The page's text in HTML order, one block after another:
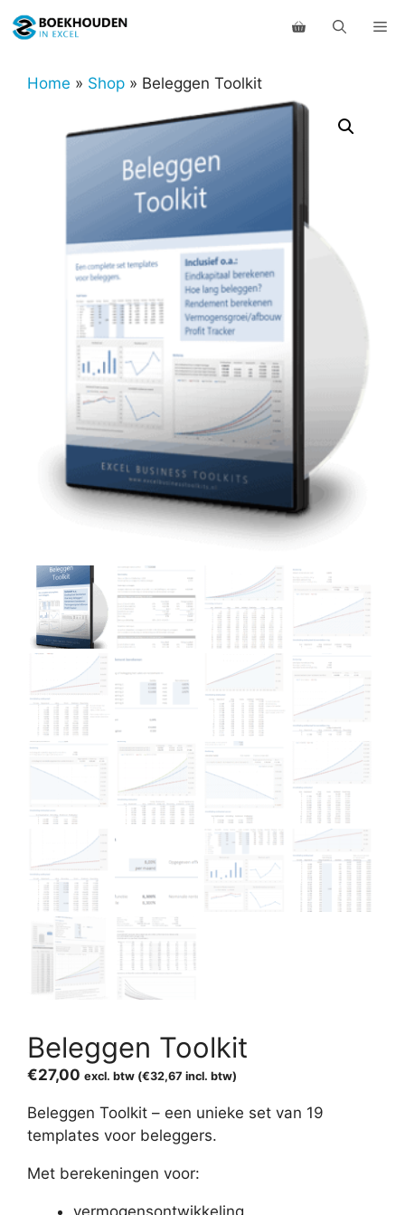
naar
inhoudHome » Shop » Beleggen Toolkit
Beleggen Toolkit
€27,00 excl. btw (€32,67 incl. btw)
Beleggen Toolkit – een unieke set van 19
templates voor beleggers.
Met berekeningen voor:
vermogensontwikkeling